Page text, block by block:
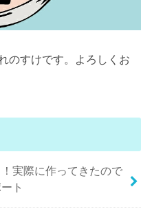
のすけです。よろしくお
実際に作ってきたので
ト